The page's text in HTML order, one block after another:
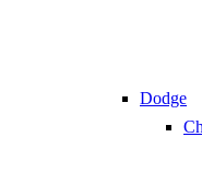
Dodge